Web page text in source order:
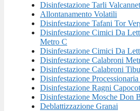
Disinfestazione Tarli
Allontanamento Volatili
Disinfestazione Tafani Tor
Disinfestazione Cimici Da
Metro C
Disinfestazione Cimici Da
Disinfestazione Calabroni
Disinfestazione Calabroni
Disinfestazione
Disinfestazione Ragni
Disinfestazione Mosche Don
Deblattizzazione Granai